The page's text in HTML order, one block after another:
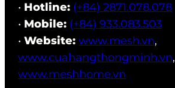
• Hotline: (+84) 2871.078.078
• Mobile: (+84) 933.083.503
•Website: www.mesh.vn,
www.cuahangthongminh.vn,
www.meshhome.vn